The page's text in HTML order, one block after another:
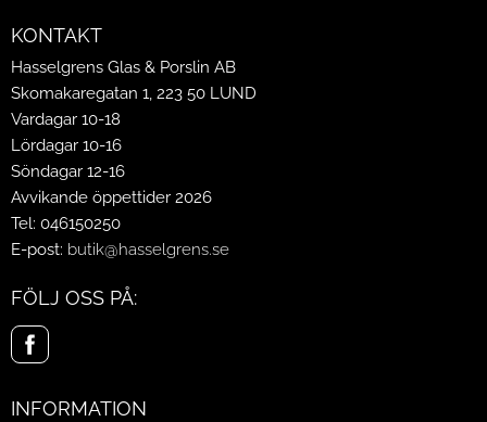
KONTAKT
Hasselgrens Glas & Porslin AB
Skomakaregatan 1, 223 50 LUND
Vardagar 10-18
Lördagar 10-16
Söndagar 12-16
Avvikande öppettider 2026
Tel: 046150250
E-post: butik@hasselgrens.se
FÖLJ OSS PÅ:
INFORMATION